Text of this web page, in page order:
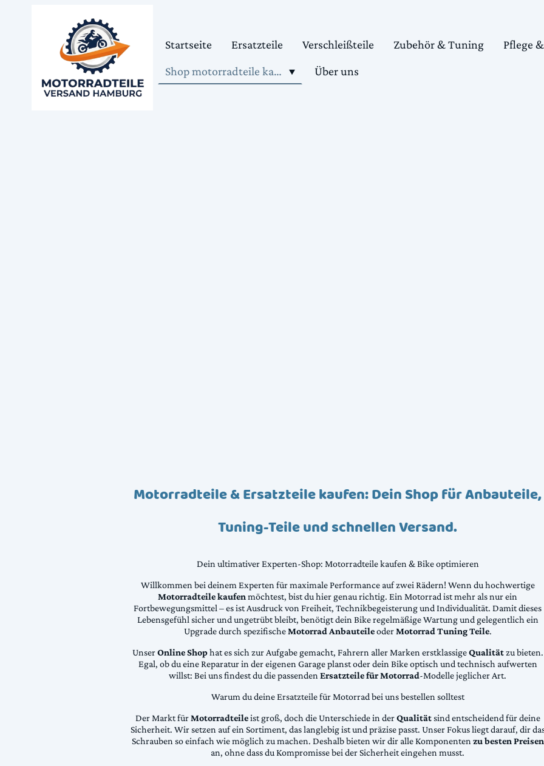
Startseite Ersatzteile Verschleißteile Zubehör & Tuning
Pflege
Shop motorradteile kaufen
Über uns
Motorradteile & Ersatzteile kaufen: Dein Shop für Anbauteile,
Tuning-Teile und schnellen Versand.
Dein ultimativer Experten-Shop: Motorradteile kaufen & Bike optimieren
Willkommen bei deinem Experten für maximale Performance auf zwei Rädern! Wenn du hochwertige
Motorradteile kaufenmöchtest, bist du hier genau richtig. Ein Motorrad ist mehr als nur ein
Fortbewegungsmittel – es ist Ausdruck von Freiheit, Technikbegeisterung und Individualität. Damit dieses
Lebensgefühl sicher und ungetrübt bleibt, benötigt dein Bike regelmäßige Wartung und gelegentlich ein
Upgrade durch spezifischeMotorrad AnbauteileoderMotorrad Tuning Teile.
UnserOnline Shophat es sich zur Aufgabe gemacht, Fahrern aller Marken erstklassigeQualitätzu bieten.
Egal, ob du eine Reparatur in der eigenen Garage planst oder dein Bike optisch und technisch aufwerten
willst: Bei uns findest du die passendenErsatzteile für Motorrad-Modelle jeglicher Art.
Warum du deine Ersatzteile für Motorrad bei uns bestellen solltest
Der Markt fürMotorradteileist groß, doch die Unterschiede in derQualitätsind entscheidend für deine
Sicherheit. Wir setzen auf ein Sortiment, das langlebig ist und präzise passt. Unser Fokus liegt darauf, dir
Schrauben so einfach wie möglich zu machen. Deshalb bieten wir dir alle Komponentenzu besten Preisen
an, ohne dass du Kompromisse bei der Sicherheit eingehen musst.